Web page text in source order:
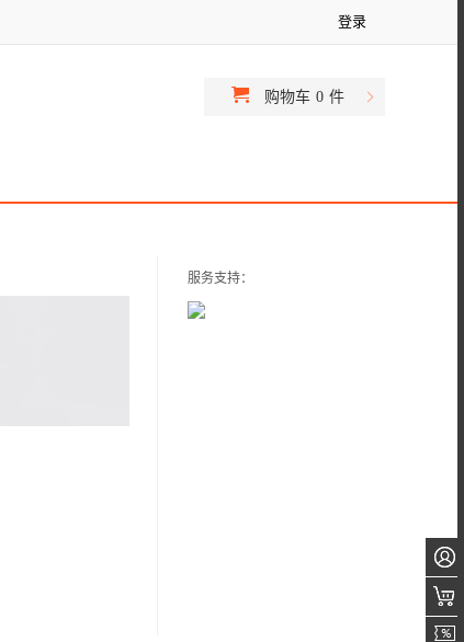
登录
购物车 0 件
服务支持：